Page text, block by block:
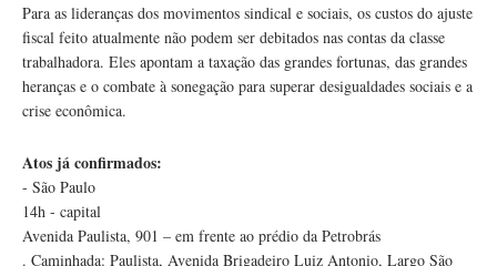
Para as lideranças dos movimentos sindical e sociais, os custos do ajuste
fiscal feito atualmente não podem ser debitados nas contas da classe
trabalhadora. Eles apontam a taxação das grandes fortunas, das grandes
heranças e o combate à sonegação para superar desigualdades sociais e a
crise econômica.
Atos já confirmados:
- São Paulo
14h - capital
Avenida Paulista, 901 – em frente ao prédio da Petrobrás
. Caminhada: Paulista, Avenida Brigadeiro Luiz Antonio, Largo São